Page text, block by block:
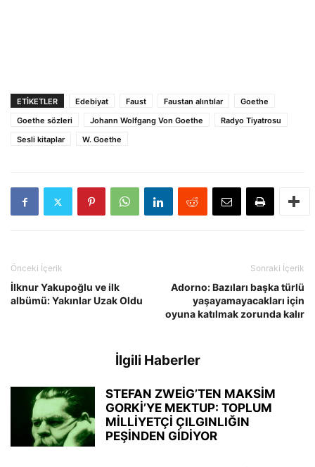
ETIKETLER Edebiyat Faust Faustan alıntılar
Goethe
Goethe sözleri
Johann Wolfgang Von Goethe
Radyo Tiyatrosu
Sesli kitaplar
W. Goethe
Önceki İçerik
İlknur Yakupoğlu ve ilk
albümü: Yakınlar Uzak Oldu
Sonraki İçerik
Adorno: Bazıları başka türlü
yaşayamayacakları için
oyuna katılmak zorunda kalır
İlgili Haberler
STEFAN ZWEİG’TEN MAKSİM
GORKİ’YE MEKTUP: TOPLUM
MİLLİYETÇİ ÇILGINLIĞIN
PEŞİNDEN GİDİYOR